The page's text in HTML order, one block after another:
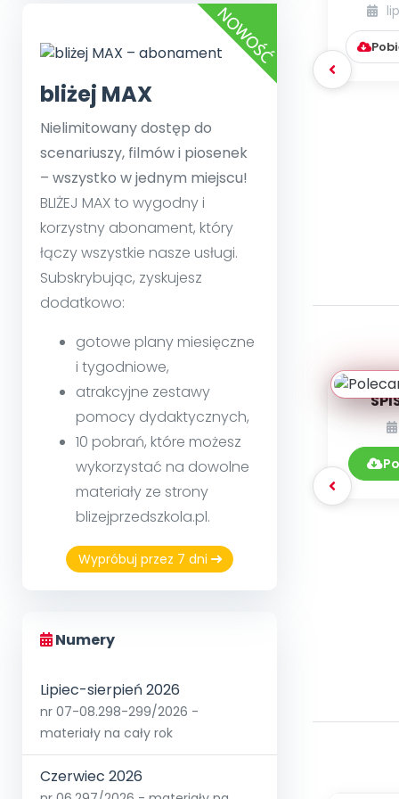
bliżej MAX
Nielimitowany dostęp do
scenariuszy, filmów i piosenek
– wszystko w jednym miejscu!
BLIŻEJ MAX to wygodny i
korzystny abonament, który
łączy wszystkie nasze usługi.
Subskrybując, zyskujesz
dodatkowo:
gotowe plany miesięczne
i tygodniowe,
atrakcyjne zestawy
pomocy dydaktycznych,
10 pobrań, które możesz
wykorzystać na dowolne
materiały ze strony
blizejprzedszkola.pl.
Wypróbuj przez 7 dni
Numery
Lipiec-sierpień 2026
nr 07-08.298-299/2026 -
materiały na cały rok
Czerwiec 2026